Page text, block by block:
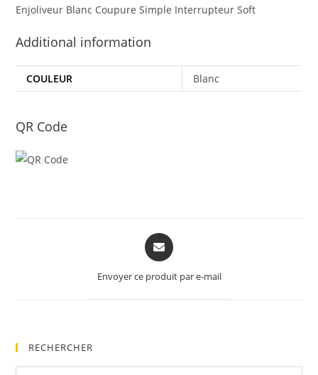
Enjoliveur Blanc Coupure Simple Interrupteur Soft
Additional information
COULEUR Blanc
QR Code
Opens
in
new
Envoyer ce produit par e-mail
RECHERCHER